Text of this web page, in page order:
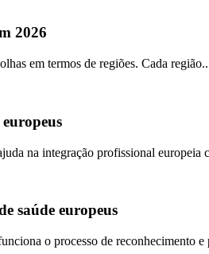
2026
em termos de regiões. Cada
na integração profissional europeia
saúde europeus
o processo de reconhecimento e